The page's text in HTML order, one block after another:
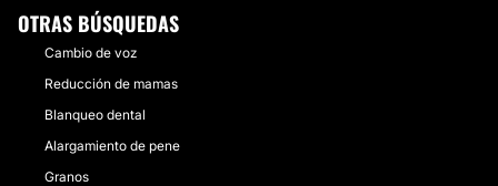
OTRAS BÚSQUEDAS
Cambio de voz
Reducción de mamas
Blanqueo dental
Alargamiento de pene
Granos